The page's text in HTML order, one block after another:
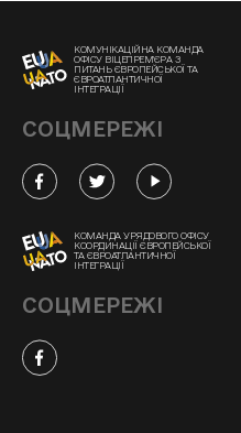
КОМУНІКАЦІЙНА КОМАНДА
ОФІСУ ВІЦЕПРЕМ'ЄРА З
ПИТАНЬ ЄВРОПЕЙСЬКОЇ ТА
ЄВРОАТЛАНТИЧНОЇ
ІНТЕГРАЦІЇ
СОЦМЕРЕЖІ
КОМАНДА УРЯДОВОГО ОФІСУ
КООРДИНАЦІЇ ЄВРОПЕЙСЬКОЇ
ТА ЄВРОАТЛАНТИЧНОЇ
ІНТЕГРАЦІЇ
СОЦМЕРЕЖІ